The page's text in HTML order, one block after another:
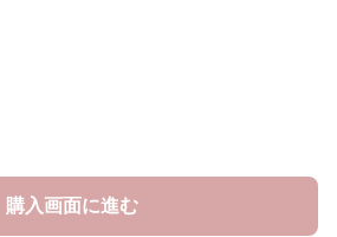
購入画面に進む